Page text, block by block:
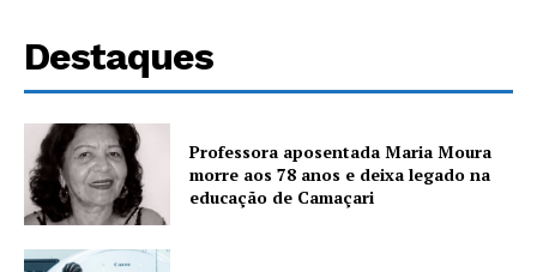
Destaques
Professora aposentada Maria Moura
morre aos 78 anos e deixa legado na
educação de Camaçari